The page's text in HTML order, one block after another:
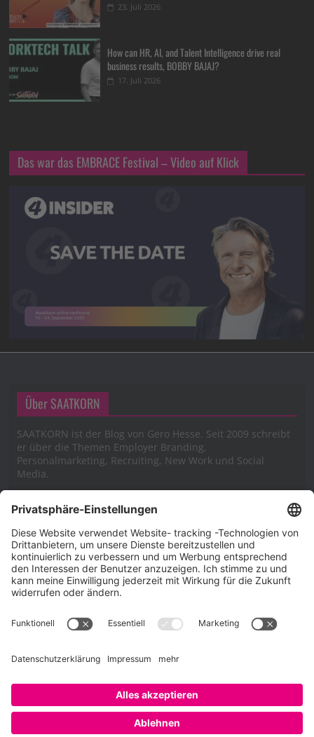
23. Juli 2026
How can HR, AI, and Talent Intelligence drive real
business results, BOBBY BAJAJ?
17. Juli 2026
Das war das EMBRACE Festival – Video auf Klick
Über SAATKORN
SAATKORN ist der Blog von Gero Hesse. Seit 2009 schreibt
er über die Themen Employer Branding,
Personalmarketing, Recruiting, New Work und Social
Media.
Impressum
Impressum
Cookie-Richtlinie (EU)